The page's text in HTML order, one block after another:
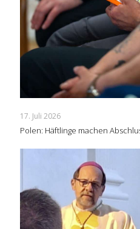
17. Juli 2026
Polen: Häftlinge machen